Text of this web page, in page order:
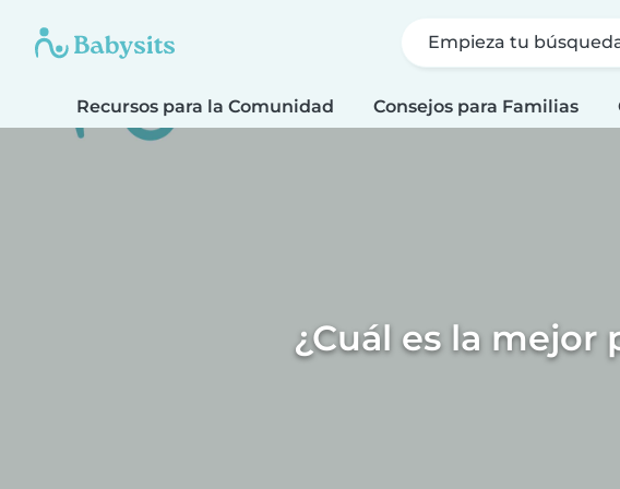
Empieza tu
Recursos para la Comunidad Consejos para Familias
¿Cuál es la